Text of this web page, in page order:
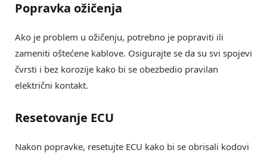
Popravka ožičenja
Ako je problem u ožičenju, potrebno je popraviti ili
zameniti oštećene kablove. Osigurajte se da su svi spojevi
čvrsti i bez korozije kako bi se obezbedio pravilan
električni kontakt.
Resetovanje ECU
Nakon popravke, resetujte ECU kako bi se obrisali kodovi